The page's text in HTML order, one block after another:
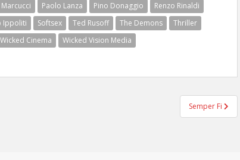
Paolo Lanza Pino Donaggio
Renzo Rinaldi
Ippoliti Softsex Ted Rusoff The Demons
Thriller
Wicked Cinema Wicked Vision Media
Semper Fi